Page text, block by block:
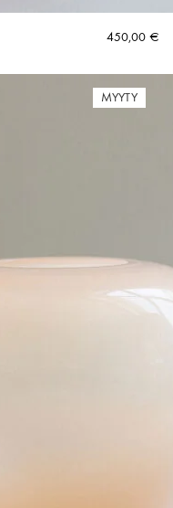
450,00 €
MYYTY